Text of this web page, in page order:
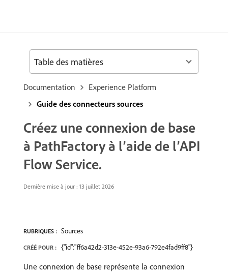
Documentation
Experience Platform
Guide des connecteurs sources
Créez une connexion de base
à PathFactory à l’aide de l’API
Flow Service.
Dernière mise à jour : 13 juillet 2026
RUBRIQUES : Sources
CRÉÉ POUR : {"id":"ff6a42d2-313e-452e-93a6-792e4fad9ff8"}
Une connexion de base représente la connexion
Table des matières